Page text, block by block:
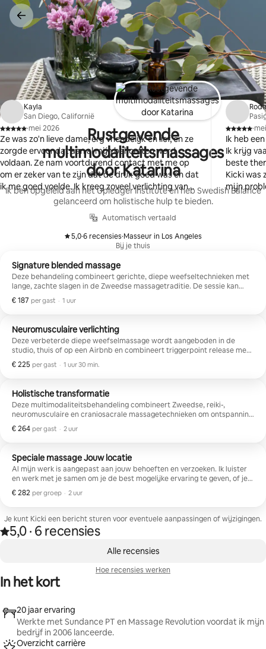
direct
naar
Rustgevende
multimodaliteitsmassages
door Katarina
Ik ben opgeleid aan het Upledger Institute en heb Swedish Balance
gelanceerd om holistische hulp te bieden.
Automatisch vertaald
5,0
,
·6 recensies
, ·Masseur in Los Angeles
Bij je thuis
Signature blended massage
Deze behandeling combineert gerichte, diepe weefseltechnieken met
lange, zachte slagen in de Zweedse massagetraditie. De sessie kan
plaatsvinden in de studio, thuis of in een Airbnb.
€ 187 per gast
€ 187 per gast
, · 1 uur
Neuromusculaire verlichting
Deze verbeterde diepe weefselmassage wordt aangeboden in de
studio, thuis of op een Airbnb en combineert triggerpoint release met
gerichte technieken om blijvende spierontspanning te bevorderen. Het
kan ook worden geïntegreerd met Zweedse/ Lymfatische/ en
€ 225 per gast
€ 225 per gast
, · 1 uur 30 min.
Holistische transformatie
Deze multimodaliteitsbehandeling combineert Zweedse, reiki-,
neuromusculaire en craniosacrale massagetechnieken om ontspanning
en pijnverlichting te bevorderen. De sessie kan plaatsvinden in de
studio, thuis of in een Airbnb.
€ 264 per gast
€ 264 per gast
, · 2 uur
Speciale massage Jouw locatie
Al mijn werk is aangepast aan jouw behoeften en verzoeken. Ik luister
en werk met je samen om je de best mogelijke ervaring te geven, of je
nu op zoek bent naar pijnstilling, stressverlichting of een boost van
vreugde! Deze sessie kan hypnotherapie omvatten, maar vraag dit van
tevoren aan en laat me weten waar je aan wilt werken. De vermelde
prijs is inclusief een reisvergoeding tot 15 mijl van PDR. Als je buiten dit
gebied bent, vraag dan gewoon naar je locatie.
€ 282 per groep
€ 282 per groep
, · 2 uur
Je kunt Kicki een bericht sturen voor eventuele aanpassingen of wijzigingen.
5,0 van 5 sterren op basis van 6 recensies
5,0
, · 6 recensies
Kayla
San Diego, Californië
,
·mei 2026
Ze was zo'n lieve dame, erg vriendelijk en lief, en ze
zorgde ervoor dat aan al mijn behoeften werd
voldaan. Ze nam voortdurend contact met me op
om er zeker van te zijn dat de druk goed was en dat
ik me goed voelde. Ik kreeg zoveel verlichting van
de massage. Het was heerlijk.
,
·
Ik heb
Ik krijg
beste
Kicki was
mijn
ten
Alle recensies
Hoe recensies werken
In het kort
20 jaar ervaring
Werkte met Sundance PT en Massage Revolution voordat ik mijn
bedrijf in 2006 lanceerde.
Overzicht carrière